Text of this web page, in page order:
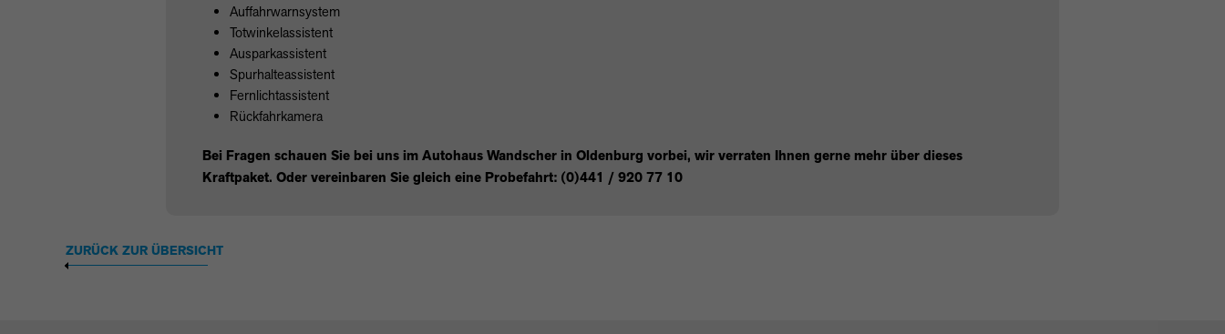
Auffahrwarnsystem
Totwinkelassistent
Ausparkassistent
Spurhalteassistent
Fernlichtassistent
Rückfahrkamera
Bei Fragen schauen Sie bei uns im Autohaus Wandscher in Oldenburg vorbei, wir verraten Ihnen gerne mehr über dieses
Kraftpaket. Oder vereinbaren Sie gleich eine Probefahrt: (0)441 / 920 77 10
ZURÜCK ZUR ÜBERSICHT